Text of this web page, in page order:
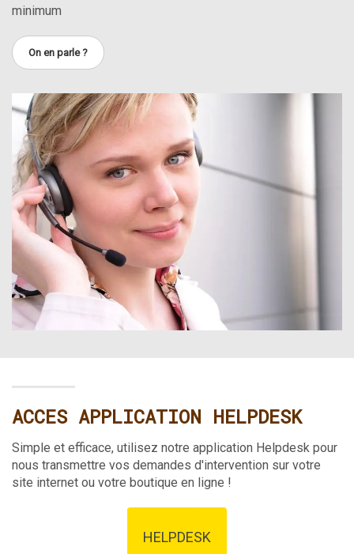
minimum
On en parle ?
ACCES APPLICATION HELPDESK
Simple et efficace, utilisez notre application Helpdesk pour
nous transmettre vos demandes d'intervention sur votre
site internet ou votre boutique en ligne !
HELPDESK